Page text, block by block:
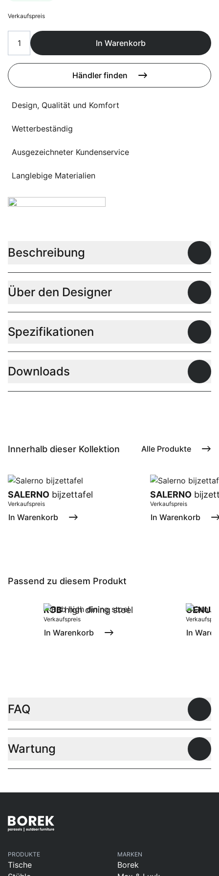
Verkaufspreis
In Warenkorb
Händler finden
Design, Qualität und Komfort
Wetterbeständig
Ausgezeichneter Kundenservice
Langlebige Materialien
Beschreibung
Über den Designer
Spezifikationen
Downloads
Innerhalb dieser Kollektion Alle Produkte
SALERNO bijzettafel
Verkaufspreis
In Warenkorb
SALERNO
Verkaufspreis
In Warenkorb
Passend zu diesem Produkt
ROBhigh dining stoel
Verkaufspreis
In Warenkorb
GENUA
In
FAQ
Wartung
PRODUKTE
Tische
MARKEN
Borek